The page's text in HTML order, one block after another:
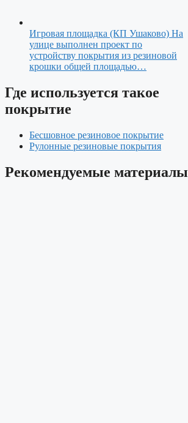
Игровая площадка (КП Ушаково) На
улице выполнен проект по
устройству покрытия из резиновой
крошки общей площадью…
Где используется такое
покрытие
Бесшовное резиновое покрытие
Рулонные резиновые покрытия
Рекомендуемые материалы